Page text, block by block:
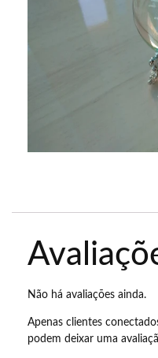
Não há avaliações ainda.
Apenas clientes
podem deixar uma